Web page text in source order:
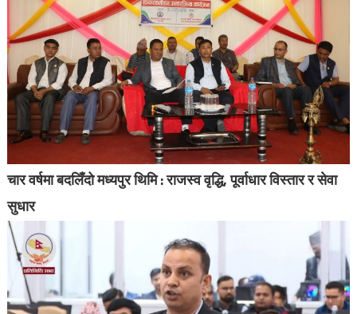
चार वर्षमा बदलिँदो मध्यपुर थिमि : राजस्व वृद्धि, पूर्वाधार विस्तार र सेवा
सुधार